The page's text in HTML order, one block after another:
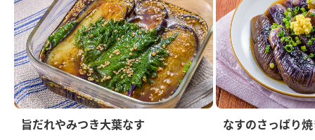
旨だれやみつき大葉なす なすのさっぱり